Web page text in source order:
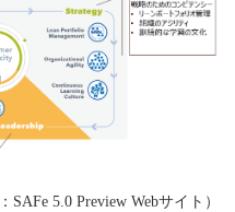
5.0 Preview Webサイト）